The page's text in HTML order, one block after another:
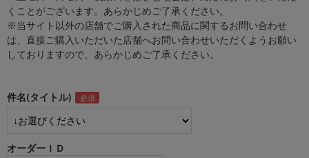
くことがございます。あらかじめご了承ください。
※当サイト以外の店舗でご購入された商品に関するお問い合わせ
は、直接ご購入いただいた店舗へお問い合わせいただくようお願い
しておりますので、あらかじめご了承ください。
件名(タイトル)
オーダーＩＤ